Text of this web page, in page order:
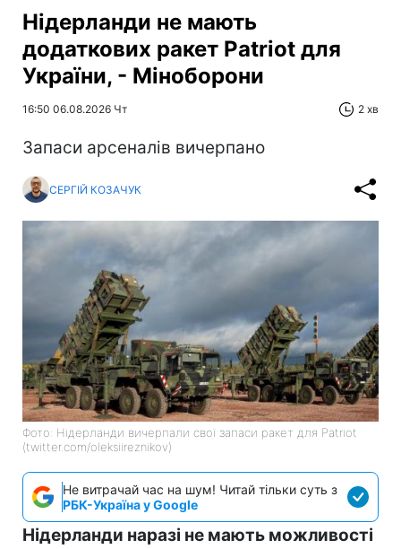
Нідерланди не мають
додаткових ракет Patriot для
України, - Міноборони
16:50 06.08.2026 Чт 2 хв
Запаси арсеналів вичерпано
СЕРГІЙ КОЗАЧУК
Фото: Нідерланди вичерпали свої запаси ракет для Patriot
(twitter.com/oleksiireznikov)
Не витрачай час на шум! Читай тільки суть з
РБК-Україна у Google
Нідерланди наразі не мають можливості